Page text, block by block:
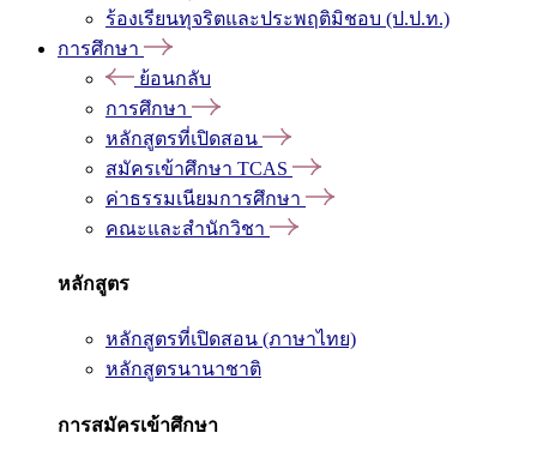
ร้องเรียนทุจริตและประพฤติมิชอบ (ป.ป.ท.)
การศึกษา
ย้อนกลับ
การศึกษา
หลักสูตรที่เปิดสอน
สมัครเข้าศึกษา TCAS
ค่าธรรมเนียมการศึกษา
คณะและสำนักวิชา
หลักสูตร
หลักสูตรที่เปิดสอน (ภาษาไทย)
หลักสูตรนานาชาติ
การสมัครเข้าศึกษา